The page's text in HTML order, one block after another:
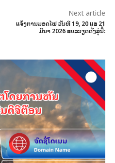
Next article
ແຈ້ງການມອດໄຟ ວັນທີ 19, 20 ແລະ 21
ມີນາ 2026 ລາຍລະອຽດດັ່ງລຸ່ມນີ້: